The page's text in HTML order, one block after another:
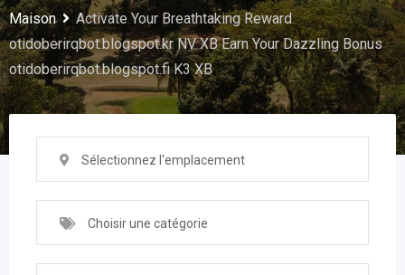
Maison
Activate Your Breathtaking Reward
otidoberirqbot.blogspot.kr NV XB Earn Your Dazzling Bonus
otidoberirqbot.blogspot.fi K3 XB
Sélectionnez l'emplacement
Choisir une catégorie